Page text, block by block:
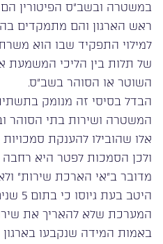
במשטרה ובשב”ס הפיטורין
ראש הארגון והם מתמקדים
למילוי התפקיד שבו הוא
של תלות בין הליכי המשמעת
השוטר או הסוהר בשב”ס.
הבדל בסיסי זה מנומק
המשטרה ושירות בתי הסוהר
אלו שהובילו להענקת
ולכן הסמכות לפטר היא
מדובר ב”אי הארכת שירות”
היטב
המערכת שלא להאריך את
באמות המידה שנקבעו